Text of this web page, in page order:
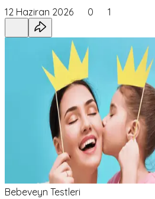
12 Haziran 2026 0 1
Bebeveyn Testleri